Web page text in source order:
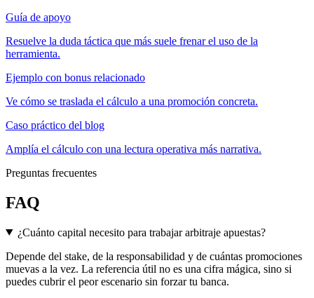
Guía de apoyo
Resuelve la duda táctica que más suele frenar el uso de la
herramienta.
Ejemplo con bonus relacionado
Ve cómo se traslada el cálculo a una promoción concreta.
Caso práctico del blog
Amplía el cálculo con una lectura operativa más narrativa.
Preguntas frecuentes
FAQ
¿Cuánto capital necesito para trabajar arbitraje apuestas?
Depende del stake, de la responsabilidad y de cuántas promociones
muevas a la vez. La referencia útil no es una cifra mágica, sino si
puedes cubrir el peor escenario sin forzar tu banca.